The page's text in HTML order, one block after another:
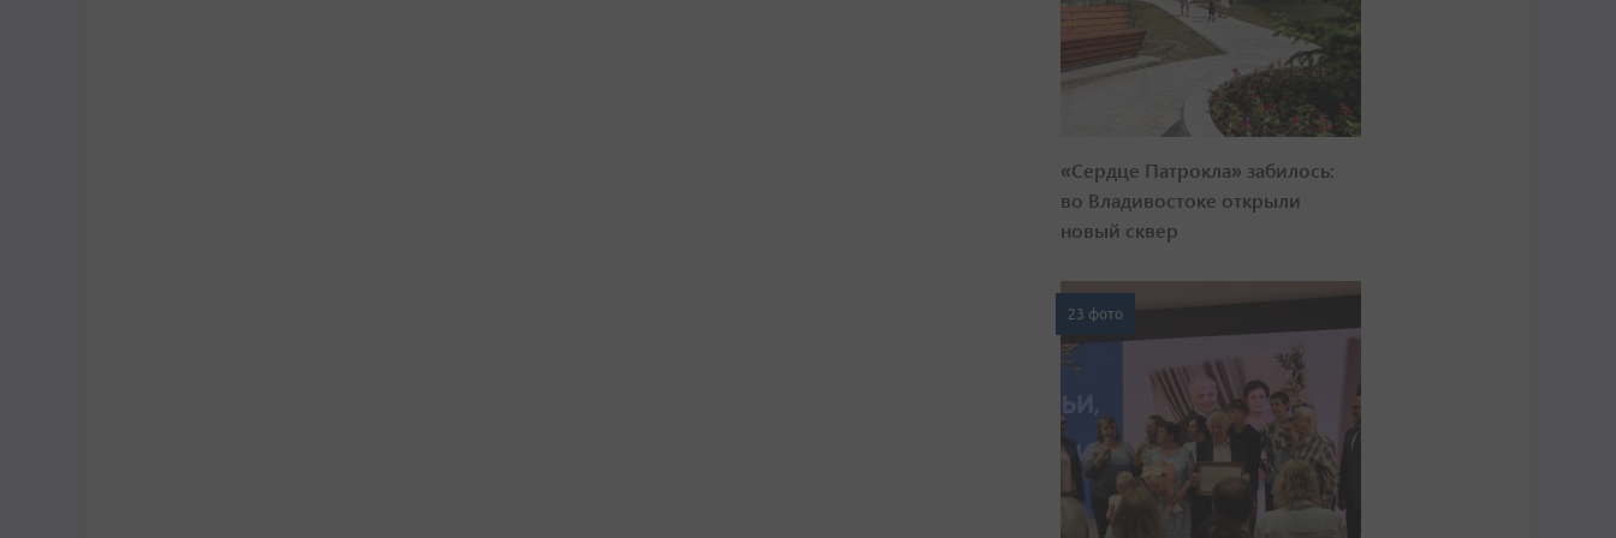
«Сердце Патрокла» забилось:
во Владивостоке открыли
новый сквер
23 фото